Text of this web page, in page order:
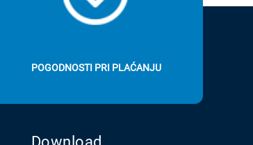
POGODNOSTI PRI PLAĆANJU